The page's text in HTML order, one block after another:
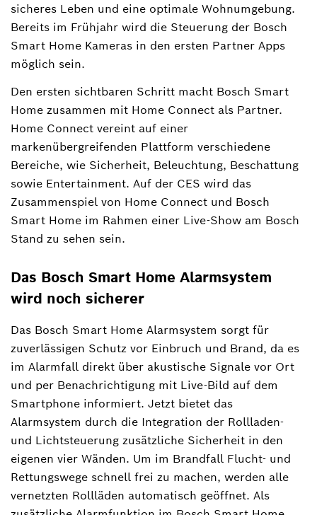
sicheres Leben und eine optimale Wohnumgebung.
Bereits im Frühjahr wird die Steuerung der Bosch
Smart Home Kameras in den ersten Partner Apps
möglich sein.
Den ersten sichtbaren Schritt macht Bosch Smart
Home zusammen mit Home Connect als Partner.
Home Connect vereint auf einer
markenübergreifenden Plattform verschiedene
Bereiche, wie Sicherheit, Beleuchtung, Beschattung
sowie Entertainment. Auf der CES wird das
Zusammenspiel von Home Connect und Bosch
Smart Home im Rahmen einer Live-Show am Bosch
Stand zu sehen sein.
Das Bosch Smart Home Alarmsystem
wird noch sicherer
Das Bosch Smart Home Alarmsystem sorgt für
zuverlässigen Schutz vor Einbruch und Brand, da es
im Alarmfall direkt über akustische Signale vor Ort
und per Benachrichtigung mit Live-Bild auf dem
Smartphone informiert. Jetzt bietet das
Alarmsystem durch die Integration der Rollladen-
und Lichtsteuerung zusätzliche Sicherheit in den
eigenen vier Wänden. Um im Brandfall Flucht- und
Rettungswege schnell frei zu machen, werden alle
vernetzten Rollläden automatisch geöffnet. Als